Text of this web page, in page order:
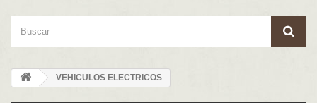
VEHICULOS ELECTRICOS